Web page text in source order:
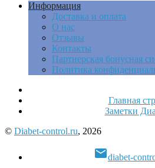
Информация
Доставка и оплата
О нас
Отзывы
Контакты
Партнерская бонусная
Политика
Главная
Заметки
© Diabet-control.ru, 2026
diabet-